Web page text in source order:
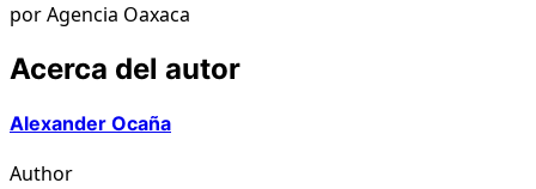
por Agencia Oaxaca
Acerca del autor
Alexander Ocaña
Author